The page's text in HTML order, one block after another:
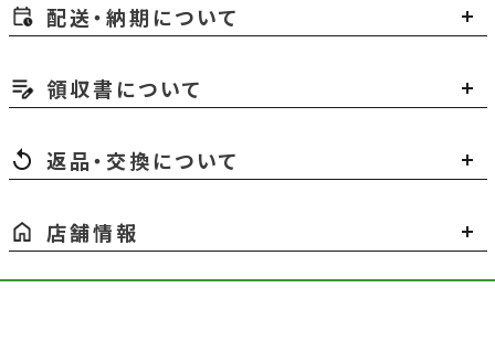
配送・納期について
領収書について
返品・交換について
店舗情報